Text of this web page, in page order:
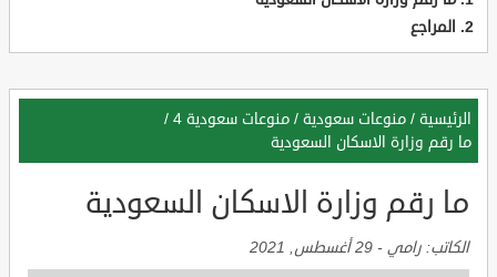
المراجع
الرئيسية / منوعات سعودية / منوعات سعودية 4
/
ما رقم وزارة الاسكان السعودية
ما رقم وزارة الاسكان السعودية
الكاتب: رامي - 29 أغسطس, 2021